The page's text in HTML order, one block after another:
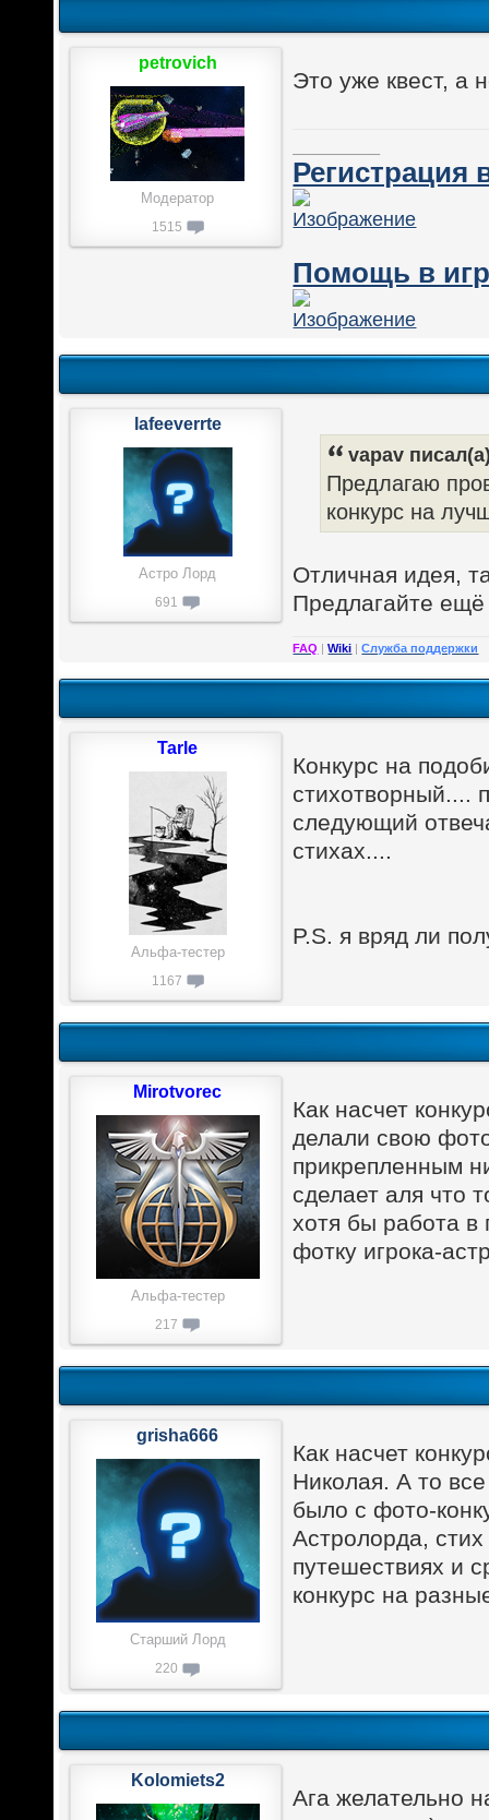
Это уже квест, а
Регистрация
Помощь в
petrovich
Модератор
1515
vapav
Предлагаю
конкурс на
Отличная идея,
Предлагайте
FAQ |Wiki |Служба поддержки
lafeeverrte
Астро Лорд
691
Конкурс на
стихотворный....
следующий
стихах....
P.S. я вряд ли
Tarle
Альфа-тестер
1167
Как насчет
делали свою
прикрепленным
сделает аля что
хотя бы работа
фотку игрока-
Mirotvorec
Альфа-тестер
217
Как насчет
Николая. А то
было с фото-
Астролорда,
путешествиях и
конкурс на
grisha666
Старший Лорд
220
Ага желательно
Kolomiets2